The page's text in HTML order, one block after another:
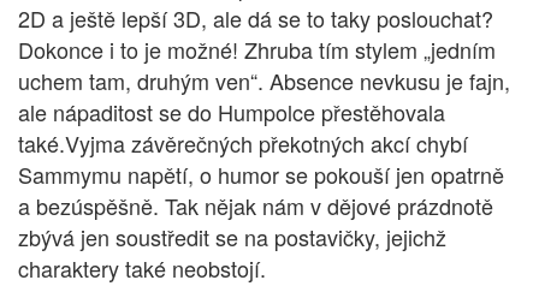
2D a ještě lepší 3D, ale dá se to taky poslouchat?
Dokonce i to je možné! Zhruba tím stylem „jedním
uchem tam, druhým ven“. Absence nevkusu je fajn,
ale nápaditost se do Humpolce přestěhovala
také.Vyjma závěrečných překotných akcí chybí
Sammymu napětí, o humor se pokouší jen opatrně
a bezúspěšně. Tak nějak nám v dějové prázdnotě
zbývá jen soustředit se na postavičky, jejichž
charaktery také neobstojí.